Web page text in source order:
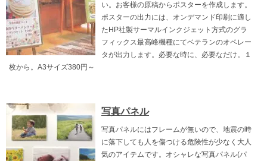
い。お客様の原稿からポスターを作成します。
ポスターの出力には、オンデマンド印刷に適し
たHP社製サーマルインクジェット方式のグラ
フィックス最高峰機種にてベテランのオペレー
タが出力します。必要な時に、必要なだけ。１
枚から。A3サイズ380円～
写真パネル
写真パネルにはフレームが無いので、地震の時
に落下しても人を傷つける危険性が少なく大人
気のアイテムです。オシャレな写真パネル(パ